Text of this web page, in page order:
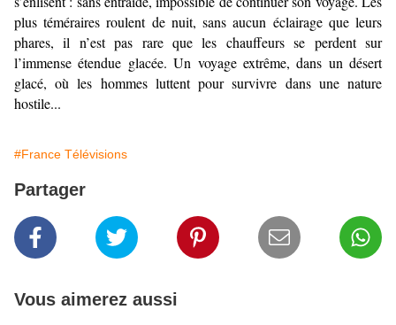
plus téméraires roulent de nuit, sans aucun éclairage que leurs
phares, il n’est pas rare que les chauffeurs se perdent sur
l’immense étendue glacée. Un voyage extrême, dans un désert
glacé, où les hommes luttent pour survivre dans une nature
hostile...
#France Télévisions
Partager
Vous aimerez aussi